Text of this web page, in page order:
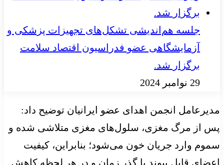
جلسه هم‌اندیشی تشکل‌های تجهیزات پزشکی و
آزمایشگاهی عضو فدراسیون اقتصاد سلامت
برگزار شد.
29 نوامبر 2024
مدیرعامل انجمن اهدای عضو ایرانیان توضیح داد:
پس از مرگ مغزی، سلول‌های مغزی متلاشی شده و
سموم وارد جریان خون می‌شود؛ بنابراین، کیفیت
اعضای قابل پیوند با گذر زمان و در هر لحظه کاهش